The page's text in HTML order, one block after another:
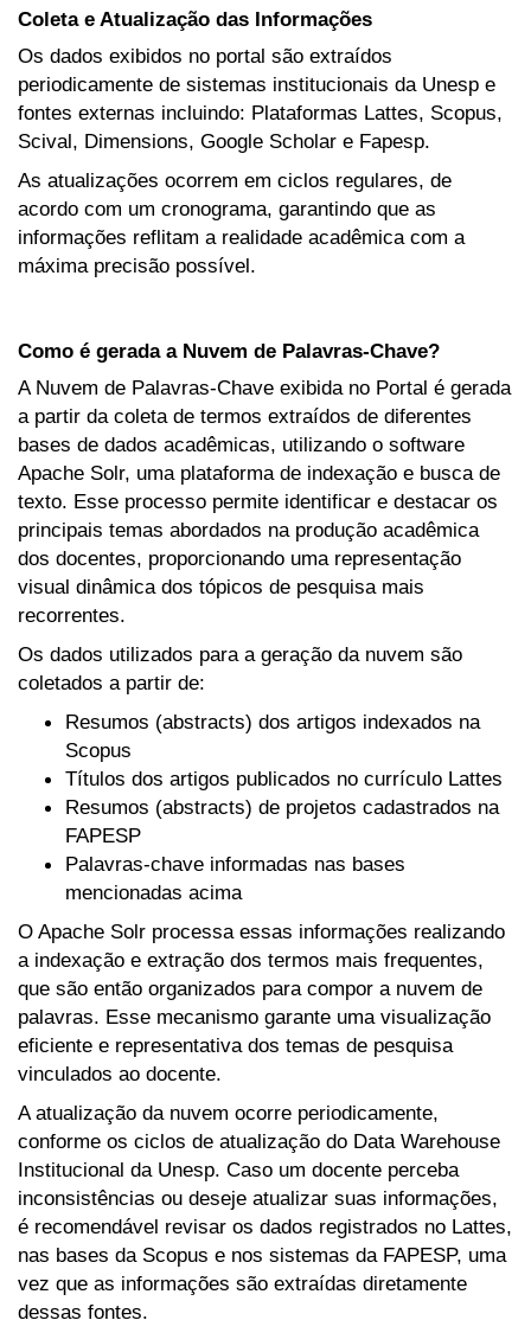
Coleta e Atualização das Informações
Os dados exibidos no portal são extraídos
periodicamente de sistemas institucionais da Unesp e
fontes externas incluindo: Plataformas Lattes, Scopus,
Scival, Dimensions, Google Scholar e Fapesp.
As atualizações ocorrem em ciclos regulares, de
acordo com um cronograma, garantindo que as
informações reflitam a realidade acadêmica com a
máxima precisão possível.
Como é gerada a Nuvem de Palavras-Chave?
A Nuvem de Palavras-Chave exibida no Portal é gerada
a partir da coleta de termos extraídos de diferentes
bases de dados acadêmicas, utilizando o software
Apache Solr, uma plataforma de indexação e busca de
texto. Esse processo permite identificar e destacar os
principais temas abordados na produção acadêmica
dos docentes, proporcionando uma representação
visual dinâmica dos tópicos de pesquisa mais
recorrentes.
Os dados utilizados para a geração da nuvem são
coletados a partir de:
Resumos (abstracts) dos artigos indexados na
Scopus
Títulos dos artigos publicados no currículo Lattes
Resumos (abstracts) de projetos cadastrados na
FAPESP
Palavras-chave informadas nas bases
mencionadas acima
O Apache Solr processa essas informações realizando
a indexação e extração dos termos mais frequentes,
que são então organizados para compor a nuvem de
palavras. Esse mecanismo garante uma visualização
eficiente e representativa dos temas de pesquisa
vinculados ao docente.
A atualização da nuvem ocorre periodicamente,
conforme os ciclos de atualização do Data Warehouse
Institucional da Unesp. Caso um docente perceba
inconsistências ou deseje atualizar suas informações,
é recomendável revisar os dados registrados no Lattes,
nas bases da Scopus e nos sistemas da FAPESP, uma
vez que as informações são extraídas diretamente
dessas fontes.